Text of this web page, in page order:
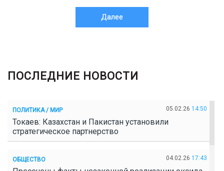
Далее
ПОСЛЕДНИЕ НОВОСТИ
ПОЛИТИКА / МИР 05.02.26 14:50
Токаев: Казахстан и Пакистан установили
стратегическое партнерство
ОБЩЕСТВО 04.02.26 17:43